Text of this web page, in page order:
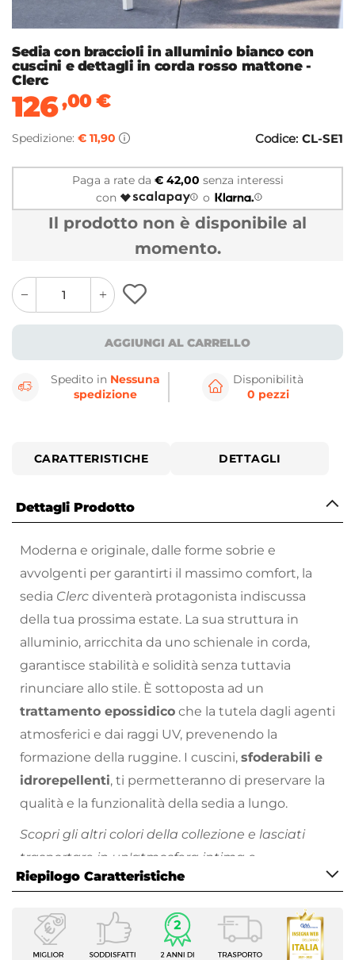
Sedia con braccioli in alluminio bianco con
cuscini e dettagli in corda rosso mattone -
Clerc
126,00€
Spedizione: € 11,90 Codice: CL-SE1
Paga a rate da € 42,00 senza interessi
con
o
Il prodotto non è disponibile al
momento.
quantity
button
quantity
minus
button
AGGIUNGI AL CARRELLO
Spedito in Nessuna
spedizione
Disponibilità
0 pezzi
CARATTERISTICHE DETTAGLI
Dettagli Prodotto
Moderna e originale, dalle forme sobrie e
avvolgenti per garantirti il massimo comfort, la
sedia Clerc diventerà protagonista indiscussa
della tua prossima estate. La sua struttura in
alluminio, arricchita da uno schienale in corda,
garantisce stabilità e solidità senza tuttavia
rinunciare allo stile. È sottoposta ad un
trattamento epossidico che la tutela dagli agenti
atmosferici e dai raggi UV, prevenendo la
formazione della ruggine. I cuscini, sfoderabili e
idrorepellenti, ti permetteranno di preservare la
qualità e la funzionalità della sedia a lungo.
Scopri gli altri colori della collezione e lasciati
trasportare in un'atmosfera intima e
confortevole
Ti consigliamo di proteggere sempre i tuoi arredi
in alluminio da agenti atmosferici quali piogge o
Riepilogo Caratteristiche
Caratteristiche
Tipologia